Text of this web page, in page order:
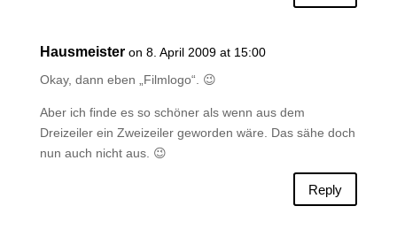
Hausmeister on 8. April 2009 at 15:00
Okay, dann eben „Filmlogo“. 😉
Aber ich finde es so schöner als wenn aus dem
Dreizeiler ein Zweizeiler geworden wäre. Das sähe doch
nun auch nicht aus. 😉
Reply